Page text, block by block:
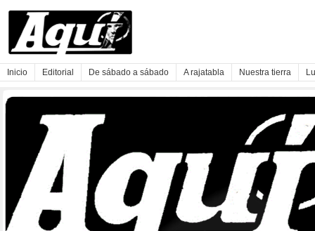
Inicio Editorial De sábado a sábado A rajatabla Nuestra tierra